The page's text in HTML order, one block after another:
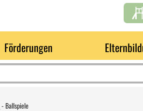
Förderungen
-Ballspiele